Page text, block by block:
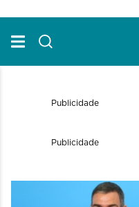
Publicidade
Publicidade